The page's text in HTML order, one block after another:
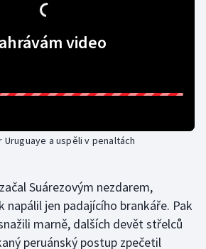
video
a uspěli v penaltách
Suárezovým nezdarem,
napálil jen padajícího brankáře. Pak
marně, dalších devět střelců
peruánský postup zpečetil